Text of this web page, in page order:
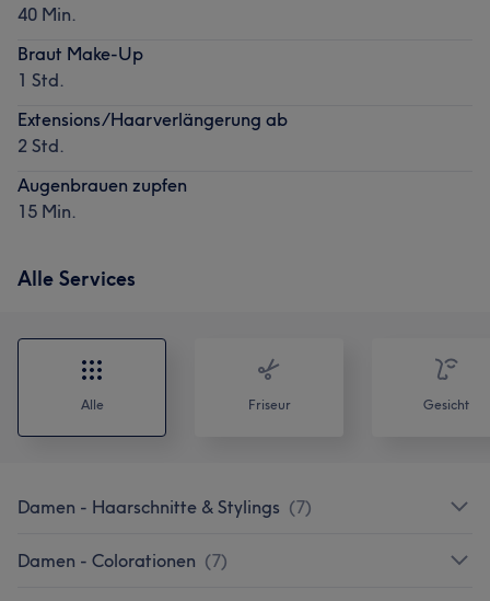
40 Min.
Braut Make-Up
1 Std.
Extensions/Haarverlängerung ab
2 Std.
Augenbrauen zupfen
15 Min.
Alle Services
Alle Friseur Gesicht
Damen - Haarschnitte & Stylings (7)
Damen - Colorationen (7)